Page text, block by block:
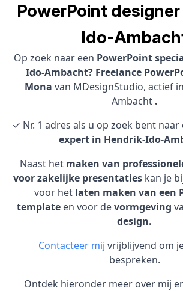
PowerPoint
Ido-
Op zoek naar een PowerPoint
Ido-Ambacht? Freelance
Mona van MDesignStudio, actief
Ambacht .
✓ Nr. 1 adres als u op zoek bent naar
expert in Hendrik-Ido-
Naast het maken van
voor zakelijke presentatieskan je
voor het laten maken van een
template en voor devormgeving
design.
Contacteer mij vrijblijvend om
bespreken.
Ontdek hieronder meer over mij